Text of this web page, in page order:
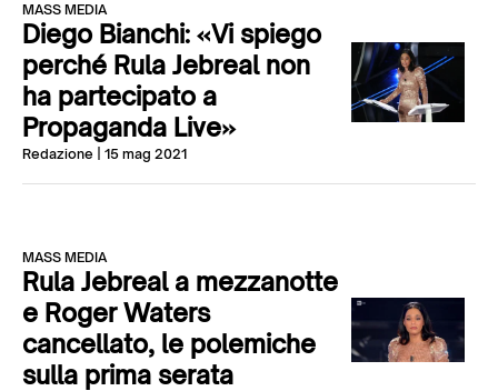
MASS MEDIA
Diego Bianchi: «Vi spiego
perché Rula Jebreal non
ha partecipato a
Propaganda Live»
Redazione | 15 mag 2021
MASS MEDIA
Rula Jebreal a mezzanotte
e Roger Waters
cancellato, le polemiche
sulla prima serata